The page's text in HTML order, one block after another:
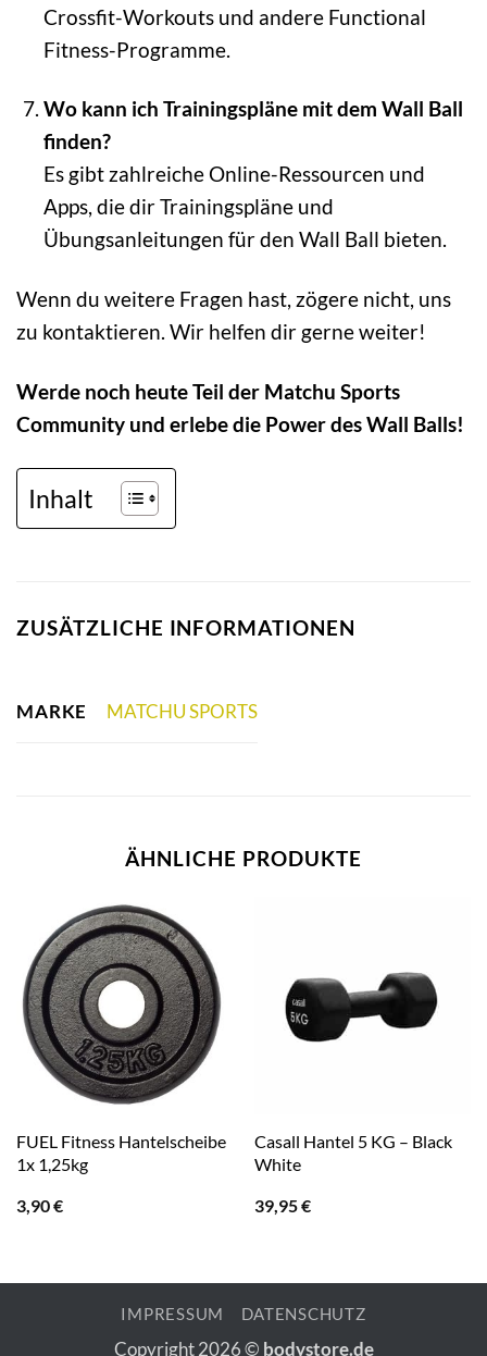
Crossfit-Workouts und andere Functional
Fitness-Programme.
Wo kann ich Trainingspläne mit dem Wall Ball
finden?
Es gibt zahlreiche Online-Ressourcen und
Apps, die dir Trainingspläne und
Übungsanleitungen für den Wall Ball bieten.
Wenn du weitere Fragen hast, zögere nicht, uns
zu kontaktieren. Wir helfen dir gerne weiter!
Werde noch heute Teil der Matchu Sports
Community und erlebe die Power des Wall Balls!
Inhalt
ZUSÄTZLICHE INFORMATIONEN
MARKE MATCHU SPORTS
ÄHNLICHE PRODUKTE
FUEL Fitness Hantelscheibe
1x 1,25kg
3,90€
Casall Hantel 5 KG – Black
White
39,95€
IMPRESSUM DATENSCHUTZ
Copyright 2026 © bodystore.de